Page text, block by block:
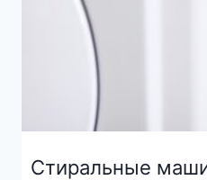
Стиральные